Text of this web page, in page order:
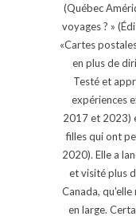
(Québec
voyages ? »
«Cartes
en plus de
Testé et
expériences
2017 et 2023)
filles qui ont
2020). Elle a
et visité plus
Canada, qu'elle
en large.